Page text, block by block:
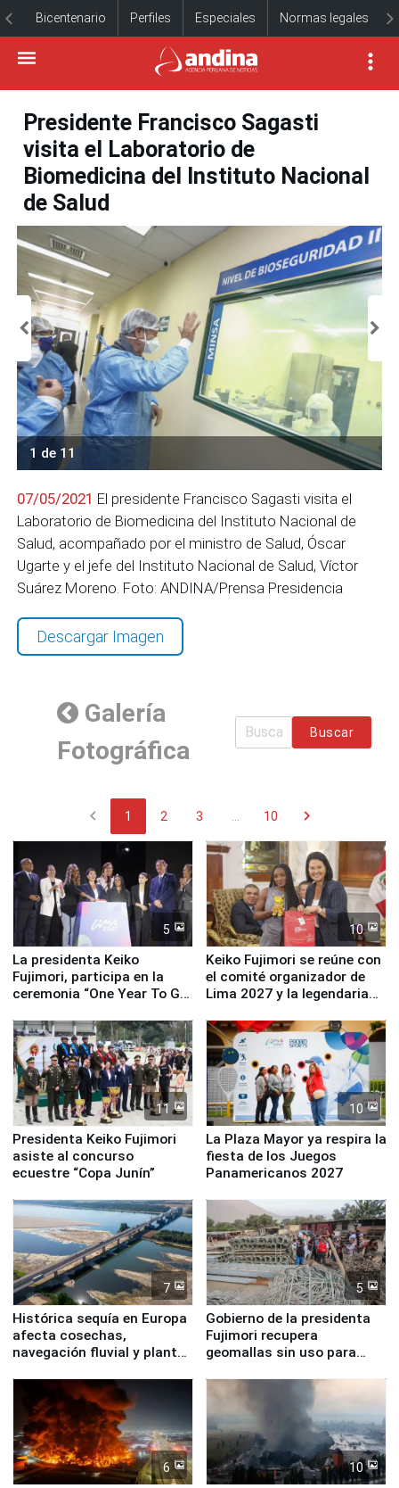
Bicentenario Perfiles Especiales Normas legales
Presidente Francisco Sagasti
visita el Laboratorio de
Biomedicina del Instituto Nacional
de Salud
1 de 11
07/05/2021 El presidente Francisco Sagasti visita el
Laboratorio de Biomedicina del Instituto Nacional de
Salud, acompañado por el ministro de Salud, Óscar
Ugarte y el jefe del Instituto Nacional de Salud, Víctor
Suárez Moreno. Foto: ANDINA/Prensa Presidencia
Descargar Imagen
Galería
Fotográfica
Buscar
chevron_left 1 2 3 10 chevron_right
5
La presidenta Keiko
Fujimori, participa en la
ceremonia “One Year To Go
10
Keiko Fujimori se reúne con
el comité organizador de
Lima 2027 y la legendaria
11
Presidenta Keiko Fujimori
asiste al concurso
ecuestre “Copa Junín”
10
La Plaza Mayor ya respira la
fiesta de los Juegos
Panamericanos 2027
7
Histórica sequía en Europa
afecta cosechas,
navegación fluvial y plantas
5
Gobierno de la presidenta
Fujimori recupera
geomallas sin uso para
Fenómeno El Niño
6 10